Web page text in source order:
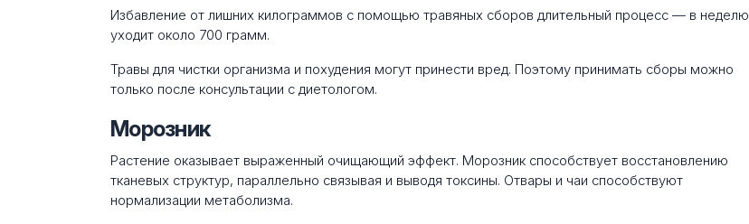
Избавление от лишних килограммов с помощью травяных сборов длительный процесс — в неделю
уходит около 700 грамм.
Травы для чистки организма и похудения могут принести вред. Поэтому принимать сборы можно
только после консультации с диетологом.
Морозник
Растение оказывает выраженный очищающий эффект. Морозник способствует восстановлению
тканевых структур, параллельно связывая и выводя токсины. Отвары и чаи способствуют
нормализации метаболизма.